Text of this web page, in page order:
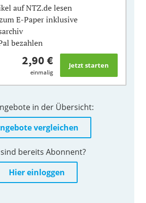
auf NTZ.de lesen
E-Paper inklusive
bezahlen
2,90 €
einmalig
in der Übersicht:
vergleichen
bereits Abonnent?
Hier einloggen